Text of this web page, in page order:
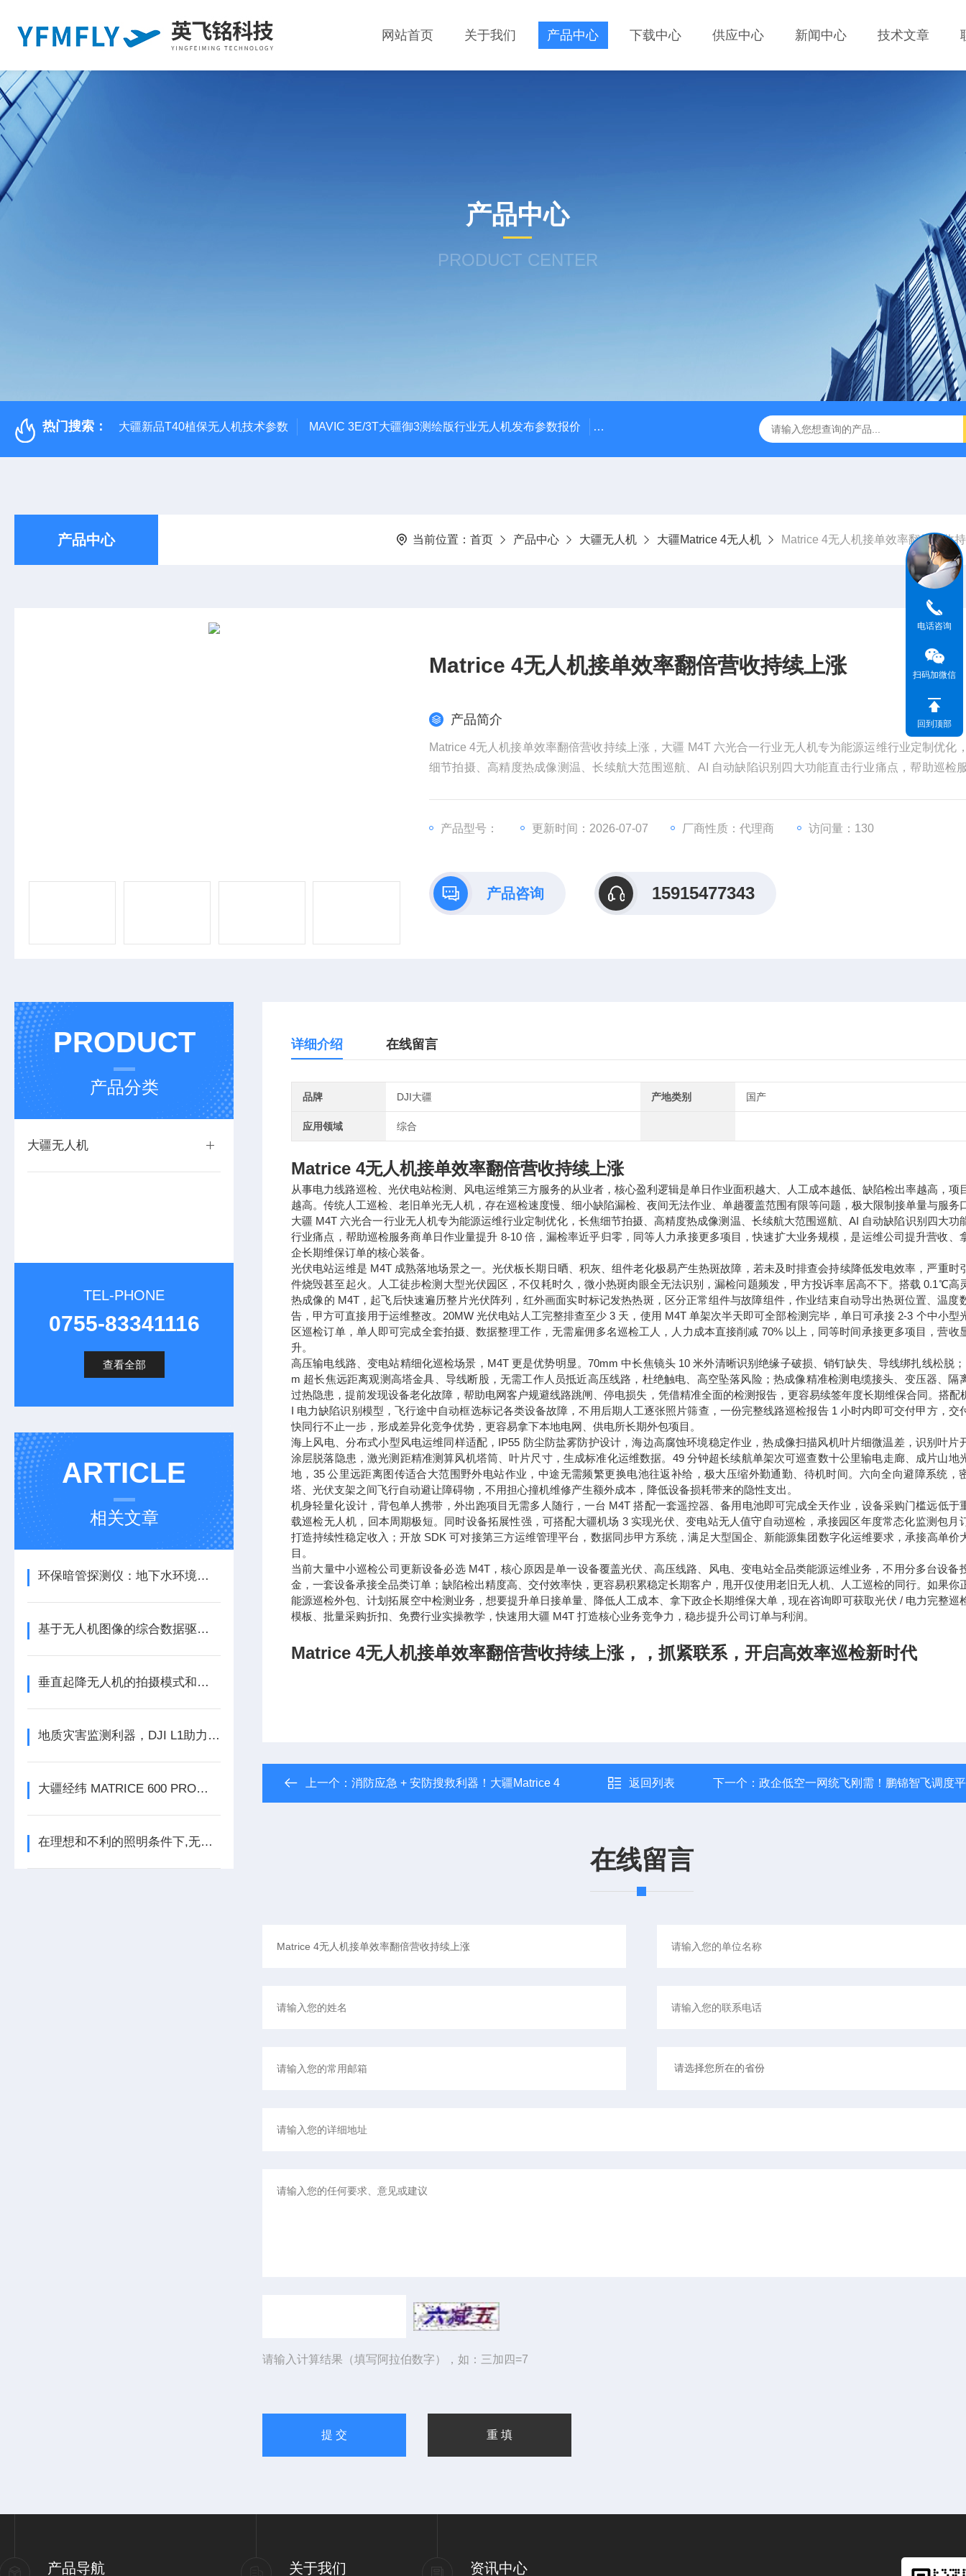
网站首页 关于我们 产品中心 下载中心 供应中心 新闻中心 技术文章
产品中心
PRODUCT CENTER
热门搜索： 大疆新品T40植保无人机技术参数 MAVIC 3E/3T大疆御3测绘版行业无人机发布参数报价 大疆升级版M350RTK行业无人机规格参数 Mavic 3T大疆热红外相
产品中心 当前位置： 首页 产品中心 大疆无人机 大疆Matrice 4无人机 Matrice 4无人机接单效率翻倍营收
Matrice 4无人机接单效率翻倍营收持续上涨
产品简介
Matrice 4无人机接单效率翻倍营收持续上涨，大疆 M4T 六光合一行业无人机专为能源运维行业定制优化
细节拍摄、高精度热成像测温、长续航大范围巡航、AI 自动缺陷识别四大功能直击行业痛点，帮助巡检
产品型号：
更新时间：2026-07-07 厂商性质：代理商 访问量：130
产品咨询 15915477343
PRODUCT
产品分类
大疆无人机
TEL-PHONE
0755-83341116
查看全部
ARTICLE
相关文章
环保暗管探测仪：地下水环境的守护者
基于无人机图像的综合数据驱动方法，用于监测灌溉水和氮水平下的玉米生物量
垂直起降无人机的拍摄模式和拍摄流程介绍
地质灾害监测利器，DJI L1助力白果塘灾害体三维识别
大疆经纬 MATRICE 600 PRO技术参数
在理想和不利的照明条件下,无人机捕获多光谱数据
详细介绍 在线留言
品牌 DJI大疆 产地类别 国产
应用领域 综合
Matrice 4无人机接单效率翻倍营收持续上涨
从事电力线路巡检、光伏电站检测、风电运维第三方服务的从业者，核心盈利逻辑是单日作业面积越大、人工成本越低、缺陷检出率越高，项
越高。传统人工巡检、老旧单光无人机，存在巡检速度慢、细小缺陷漏检、夜间无法作业、单趟覆盖范围有限等问题，极大限制接单量与服务
大疆 M4T 六光合一行业无人机专为能源运维行业定制优化，长焦细节拍摄、高精度热成像测温、长续航大范围巡航、AI 自动缺陷识别四大功
行业痛点，帮助巡检服务商单日作业量提升 8-10 倍，漏检率近乎归零，同等人力承接更多项目，快速扩大业务规模，是运维公司提升营收、
企长期维保订单的核心装备。
光伏电站运维是 M4T 成熟落地场景之一。光伏板长期日晒、积灰、组件老化极易产生热斑故障，若未及时排查会持续降低发电效率，严重时
件烧毁甚至起火。人工徒步检测大型光伏园区，不仅耗时久，微小热斑肉眼全无法识别，漏检问题频发，甲方投诉率居高不下。搭载 0.1℃高
热成像的 M4T，起飞后快速遍历整片光伏阵列，红外画面实时标记发热热斑，区分正常组件与故障组件，作业结束自动导出热斑位置、温度
告，甲方可直接用于运维整改。20MW 光伏电站人工完整排查至少 3 天，使用 M4T 单架次半天即可全部检测完毕，单日可承接 2-3 个中小型
区巡检订单，单人即可完成全套拍摄、数据整理工作，无需雇佣多名巡检工人，人力成本直接削减 70% 以上，同等时间承接更多项目，营收
升。
高压输电线路、变电站精细化巡检场景，M4T 更是优势明显。70mm 中长焦镜头 10 米外清晰识别绝缘子破损、销钉缺失、导线绑扎线松脱
m 超长焦远距离观测高塔金具、导线断股，无需工作人员抵近高压线路，杜绝触电、高空坠落风险；热成像精准检测电缆接头、变压器、隔
过热隐患，提前发现设备老化故障，帮助电网客户规避线路跳闸、停电损失，凭借精准全面的检测报告，更容易续签年度长期维保合同。搭配
I 电力缺陷识别模型，飞行途中自动框选标记各类设备故障，不用后期人工逐张照片筛查，一份完整线路巡检报告 1 小时内即可交付甲方，交
快同行不止一步，形成差异化竞争优势，更容易拿下本地电网、供电所长期外包项目。
海上风电、分布式小型风电运维同样适配，IP55 防尘防盐雾防护设计，海边高腐蚀环境稳定作业，热成像扫描风机叶片细微温差，识别叶片
涂层脱落隐患，激光测距精准测算风机塔筒、叶片尺寸，生成标准化运维数据。49 分钟超长续航单架次可巡查数十公里输电走廊、成片山地
地，35 公里远距离图传适合大范围野外电站作业，中途无需频繁更换电池往返补给，极大压缩外勤通勤、待机时间。六向全向避障系统，
塔、光伏支架之间飞行自动避让障碍物，不用担心撞机维修产生额外成本，降低设备损耗带来的隐性支出。
机身轻量化设计，背包单人携带，外出跑项目无需多人随行，一台 M4T 搭配一套遥控器、备用电池即可完成全天作业，设备采购门槛远低于
载巡检无人机，回本周期极短。同时设备拓展性强，可搭配大疆机场 3 实现光伏、变电站无人值守自动巡检，承接园区年度常态化监测包月
打造持续性稳定收入；开放 SDK 可对接第三方运维管理平台，数据同步甲方系统，满足大型国企、新能源集团数字化运维要求，承接高单价
目。
当前大量中小巡检公司更新设备必选 M4T，核心原因是单一设备覆盖光伏、高压线路、风电、变电站全品类能源运维业务，不用分多台设备
金，一套设备承接全品类订单；缺陷检出精度高、交付效率快，更容易积累稳定长期客户，甩开仅使用老旧无人机、人工巡检的同行。如果你
能源巡检外包、计划拓展空中检测业务，想要提升单日接单量、降低人工成本、拿下政企长期维保大单，现在咨询即可获取光伏 / 电力完整巡
模板、批量采购折扣、免费行业实操教学，快速用大疆 M4T 打造核心业务竞争力，稳步提升公司订单与利润。
Matrice 4无人机接单效率翻倍营收持续上涨，，抓紧联系，开启高效率巡检新时代
上一个： 消防应急 + 安防搜救利器！大疆Matrice 4 返回列表 下一个： 政企低空一网统飞刚需！鹏锦智飞调度
在线留言
请输入计算结果（填写阿拉伯数字），如：三加四=7
产品导航 关于我们 资讯中心
电话咨询
扫码加微信
回到顶部